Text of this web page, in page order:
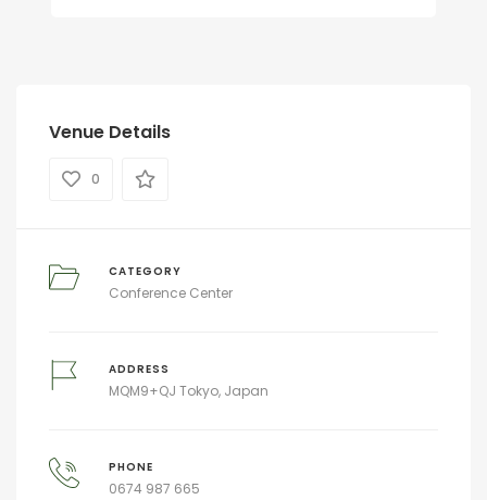
Venue Details
0
CATEGORY
Conference Center
ADDRESS
MQM9+QJ Tokyo, Japan
PHONE
0674 987 665